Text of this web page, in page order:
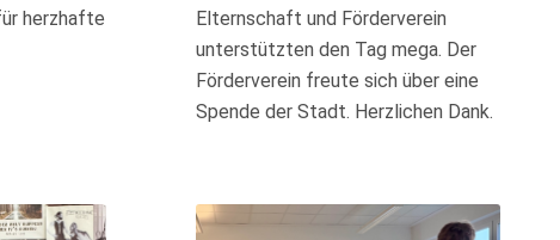
herzhafte
Elternschaft und Förderverein
unterstützten den Tag mega. Der
Förderverein freute sich über eine
Spende der Stadt. Herzlichen Dank.